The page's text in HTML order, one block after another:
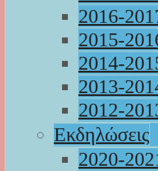
2016-
2015-
2014-
2013-
2012-
Εκδηλώσεις
2020-